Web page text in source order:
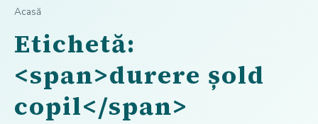
Acasă
Etichetă:
<span>durere șold
copil</span>